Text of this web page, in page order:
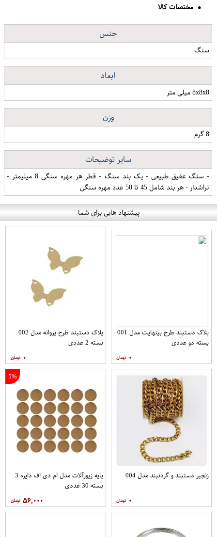
مختصات کالا
جنس
سنگ
ابعاد
8x8x8 میلی متر
وزن
8 گرم
سایر توضیحات
- سنگ عقیق طبیعی - یک بند سنگ - قطر هر مهره سنگی 8 میلیمتر -
تراشدار - هر بند شامل 45 تا 50 عدد مهره سنگی
پیشنهاد هایی برای شما
پلاک دستبند طرح بینهایت مدل 001
بسته دو عددی
۰
پلاک دستبند طرح پروانه مدل 002
بسته 2 عددی
۰
زنجیر دستبند و گردنبند مدل 004
۰
5%
پایه زیورآلات مدل ام دی اف دایره 3
بسته 30 عددی
۵۶,۰۰۰